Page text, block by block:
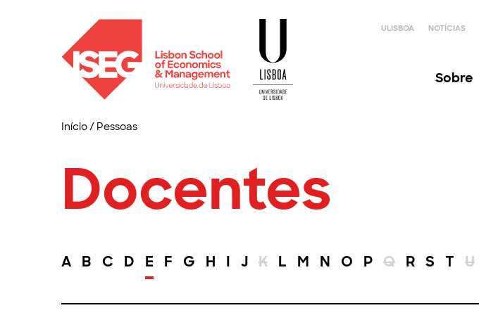
ULISBOA NOTÍCIAS
Sobre
Início/ Pessoas
Docentes
A B C D E F G H I J K L M N O P Q R S T U